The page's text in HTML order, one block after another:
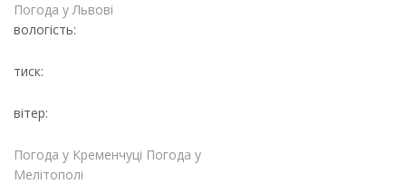
Погода уЛьвові
вологість:
тиск:
вітер:
Погода у Кременчуці Погода у
Мелітополі